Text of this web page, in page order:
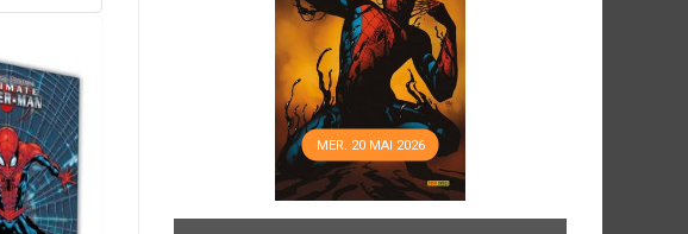
MER. 20 MAI 2026